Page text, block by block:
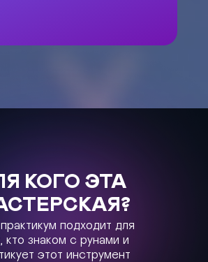
КОГО ЭТА
подходит для
кто знаком с рунами и
этот инструмент